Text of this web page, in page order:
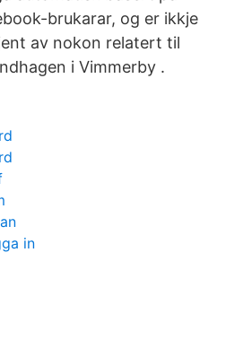
brukarar, og er ikkje
av nokon relatert til
i Vimmerby .
in